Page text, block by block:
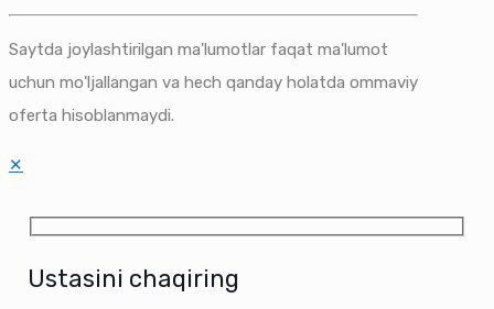
Saytda joylashtirilgan ma'lumotlar faqat ma'lumot
uchun mo'ljallangan va hech qanday holatda ommaviy
oferta hisoblanmaydi.
✕
Ustasini chaqiring